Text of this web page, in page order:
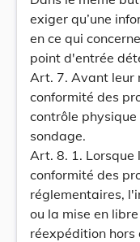
exiger qu’une
en ce qui
point d'entrée
Art. 7. Avant leur
conformité des
contrôle
sondage.
Art. 8. 1. Lorsque
conformité des
réglementaires,
ou la mise en
réexpédition